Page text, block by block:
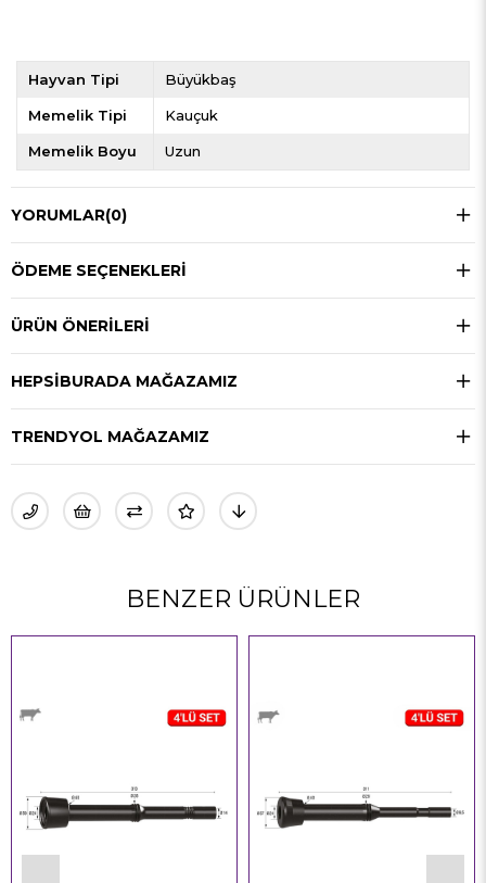
Hayvan Tipi Büyükbaş
Memelik Tipi Kauçuk
Memelik Boyu Uzun
YORUMLAR(0)
ÖDEME SEÇENEKLERI
ÜRÜN ÖNERILERI
HEPSIBURADA MAĞAZAMIZ
TRENDYOL MAĞAZAMIZ
BENZER ÜRÜNLER